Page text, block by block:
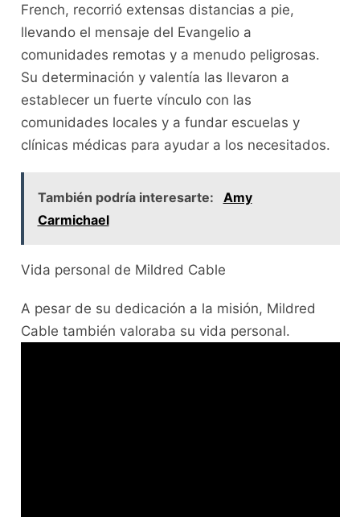
French, recorrió extensas distancias a pie,
llevando el mensaje del Evangelio a
comunidades remotas y a menudo peligrosas.
Su determinación y valentía las llevaron a
establecer un fuerte vínculo con las
comunidades locales y a fundar escuelas y
clínicas médicas para ayudar a los necesitados.
También podría interesarte:
Amy
Carmichael
Vida personal de Mildred Cable
A pesar de su dedicación a la misión, Mildred
Cable también valoraba su vida personal.